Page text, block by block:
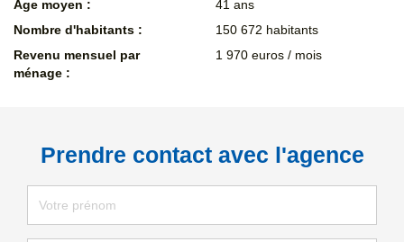
Age moyen :
41 ans
Nombre d'habitants :
150 672 habitants
Revenu mensuel par
ménage :
1 970 euros / mois
Prendre contact avec l'agence